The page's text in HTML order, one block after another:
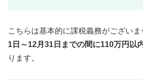
こちらは基本的に課税義務がございま
1日～12月31日までの間に110万円以
ります。